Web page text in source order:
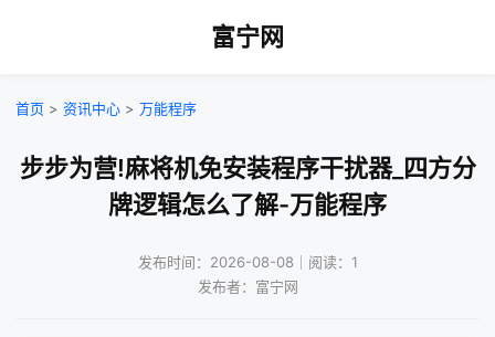
富宁网
首页 > 资讯中心 > 万能程序
步步为营!麻将机免安装程序干扰器_四方分
牌逻辑怎么了解-万能程序
发布时间：2026-08-08｜阅读：1
发布者：富宁网